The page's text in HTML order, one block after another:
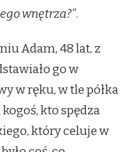
wnętrza?”.
Adam, 48 lat, z
go w
w ręku, w tle półka
kto spędza
który celuje w